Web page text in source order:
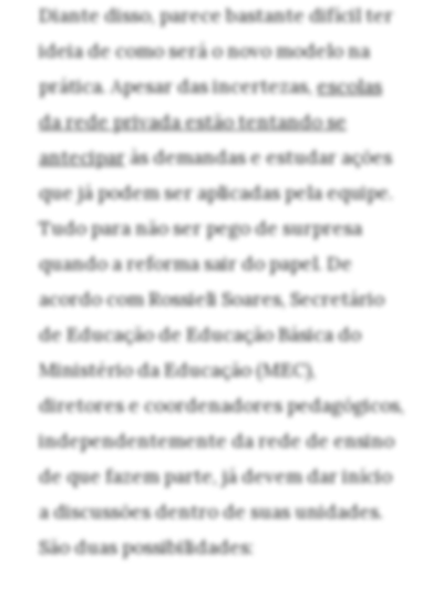
Diante disso, parece bastante difícil ter
ideia de como será o novo modelo na
prática. Apesar das incertezas,escolas
da rede privada estão tentando se
anteciparàs demandas e estudar ações
que já podem ser aplicadas pela equipe.
Tudo para não ser pego de surpresa
quando a reforma sair do papel. De
acordo com Rossieli Soares, Secretário
de Educação de Educação Básica do
Ministério da Educação (MEC),
diretores e coordenadores pedagógicos,
independentemente da rede de ensino
de que fazem parte, já devem dar início
a discussões dentro de suas unidades.
São duas possibilidades: